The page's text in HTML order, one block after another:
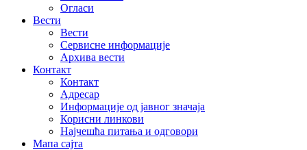
Огласи
Вести
Вести
Сервисне информације
Архива вести
Контакт
Контакт
Адресар
Информације од јавног значаја
Корисни линкови
Најчешћа питања и одговори
Мапа сајта